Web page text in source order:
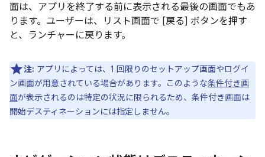
面は、アプリを終了する前に表示される最後の画面でもあ
ります。ユーザーは、リスト画面で [戻る] ボタンを押す
と、ランチャーに戻ります。
注: アプリによっては、1 回限りのセットアップ画面やログイ
ン画面が用意されている場合があります。このような条件付き画
面が表示されるのは特定の状況に限られるため、条件付き画面は
開始デスティネーションには指定しません。